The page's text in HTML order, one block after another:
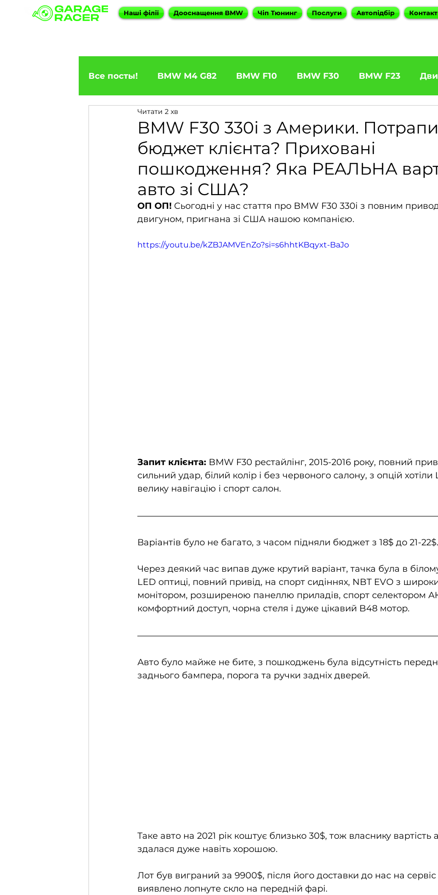
Наші філії Дооснащення BMW Чіп Тюнинг Послуги Автопідбір
Все посты! BMW M4 G82 BMW F10 BMW F30 BMW F23
ПРИГОН BMW
BMW X5 BMW E92 335 BOOTMOD3 BMW X5 E70
BMW X6 BMW 5 Series BMW 6 Series
BMW F30 330i з Америки.
бюджет клієнта? Приховані
пошкодження? Яка РЕАЛЬНА
авто зі США?
Читати 2 хв
ОП ОП! Сьогодні у нас стаття про BMW F30 330i з повним
двигуном, пригнана зі США нашою компанією.
https://youtu.be/kZBJAMVEnZo?si=s6hhtKBqyxt-BaJo
Запит клієнта: BMW F30 рестайлінг, 2015-2016 року, повний
сильний удар, білий колір і без червоного салону, з опцій
велику навігацію і спорт салон.
Варіантів було не багато, з часом підняли бюджет з 18$ до 21-22$.
Через деякий час випав дуже крутий варіант, тачка була в
LED оптиці, повний привід, на спорт сидіннях, NBT EVO з
монітором, розширеною панеллю приладів, спорт селектором
комфортний доступ, чорна стеля і дуже цікавий B48 мотор.
Авто було майже не бите, з пошкоджень була відсутність
заднього бампера, порога та ручки задніх дверей.
Таке авто на 2021 рік коштує близько 30$, тож власнику вартість
здалася дуже навіть хорошою.
Лот був виграний за 9900$, після його доставки до нас на
виявлено лопнуте скло на передній фарі.